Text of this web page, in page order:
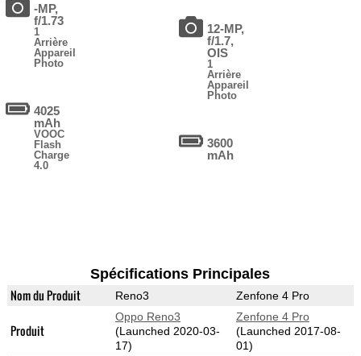
-MP,
f/1.73
1
Arrière
Appareil
Photo
4025
mAh
VOOC
Flash
Charge
4.0
12-MP,
f/1.7,
OIS
1
Arrière
Appareil
Photo
3600
mAh
Spécifications Principales
Nom du Produit Reno3 Zenfone 4 Pro
Produit
Oppo Reno3
(Launched 2020-03-
17)
Zenfone 4 Pro
(Launched 2017-08-
01)